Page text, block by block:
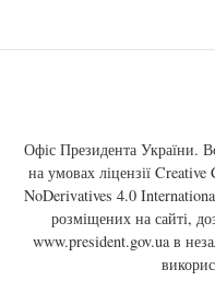
Офіс Президента України.
на умовах ліцензії Creative
NoDerivatives 4.0
розміщених на сайті,
www.president.gov.uaв